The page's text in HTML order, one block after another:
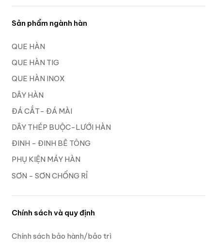
Sản phẩm ngành hàn
QUE HÀN
QUE HÀN TIG
QUE HÀN INOX
DÂY HÀN
ĐÁ CẮT- ĐÁ MÀI
DÂY THÉP BUỘC-LƯỚI HÀN
ĐINH - ĐINH BÊ TÔNG
PHỤ KIỆN MÁY HÀN
SƠN - SƠN CHỐNG RỈ
Chính sách và quy định
Chính sách bảo hành/bảo trì